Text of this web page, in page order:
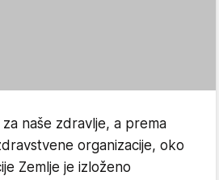
naše zdravlje, a prema
organizacije, oko
Zemlje je izloženo